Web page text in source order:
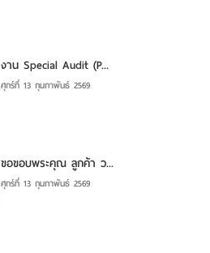
งาน Special Audit (P...
ศุกร์ที่ 13 กุมภาพันธ์ 2569
ขอขอบพระคุณ ลูกค้า ว...
ศุกร์ที่ 13 กุมภาพันธ์ 2569